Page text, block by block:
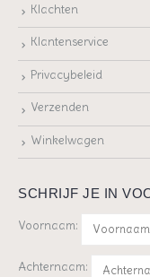
Klachten
Klantenservice
Privacybeleid
Verzenden
Winkelwagen
SCHRIJF JE IN
Voornaam:
Achternaam: